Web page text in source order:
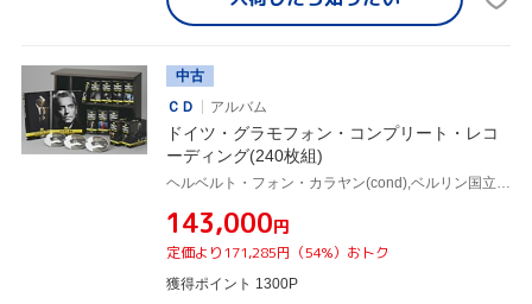
中古
ＣＤ
アルバム
ドイツ・グラモフォン・コンプリート・レコ
ーディング(240枚組)
¥143,000円
定価より171,285円（54%）おトク
獲得ポイント 1300P